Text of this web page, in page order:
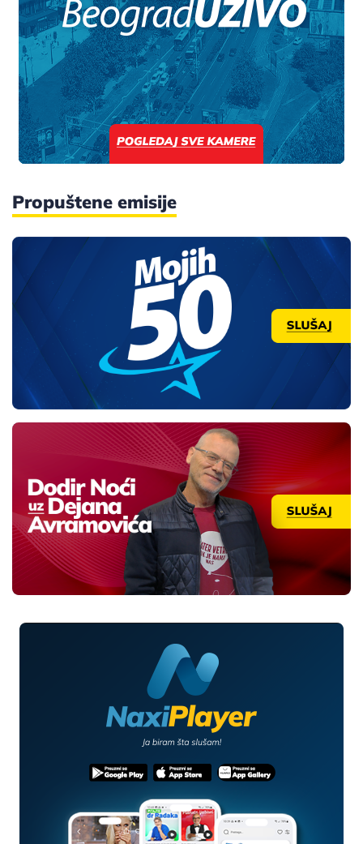
Propuštene emisije